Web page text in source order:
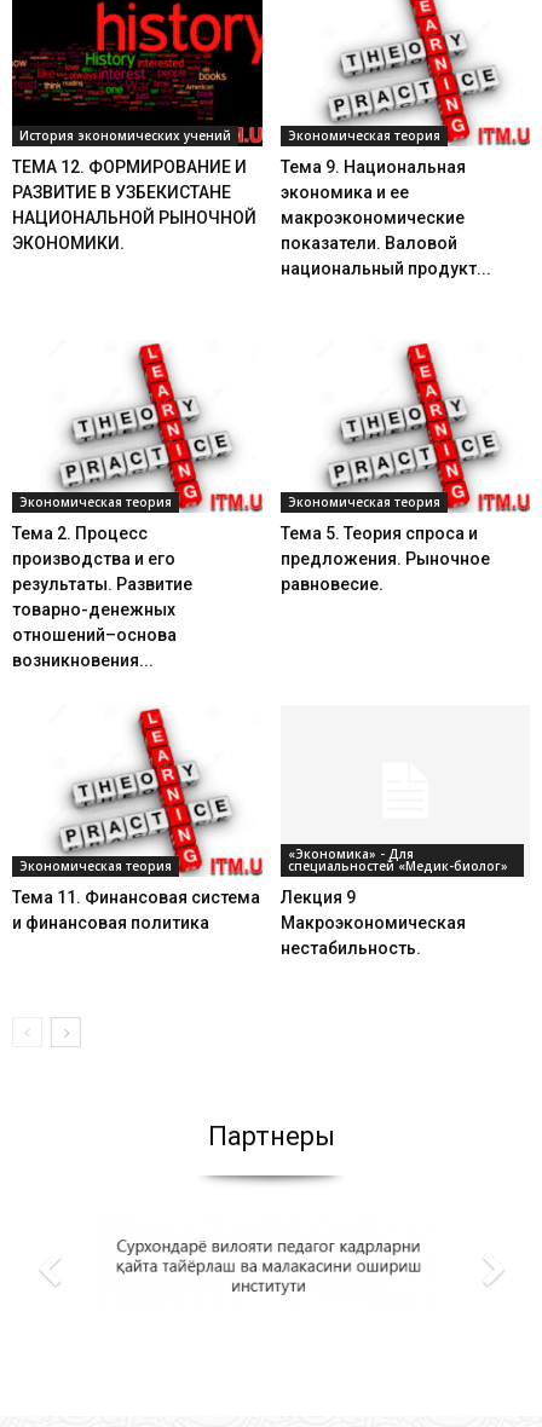
История экономических учений
ТЕМА 12. ФОРМИРОВАНИЕ И
РАЗВИТИЕ В УЗБЕКИСТАНЕ
НАЦИОНАЛЬНОЙ РЫНОЧНОЙ
ЭКОНОМИКИ.
Экономическая теория
Тема 9. Национальная
экономика и ее
макроэкономические
показатели. Валовой
национальный продукт...
Экономическая теория
Тема 2. Процесс
производства и его
результаты. Развитие
товарно-денежных
отношений–основа
возникновения...
Экономическая теория
Тема 5. Теория спроса и
предложения. Рыночное
равновесие.
Экономическая теория
Тема 11. Финансовая система
и финансовая политика
«Экономика» - Для
специальностей «Медик-биолог»
Лекция 9
Макроэкономическая
нестабильность.
Партнеры